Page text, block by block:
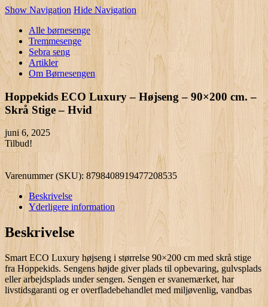
Show Navigation Hide Navigation
Alle børnesenge
Tremmesenge
Sebra seng
Artikler
Om Børnesengen
Hoppekids ECO Luxury – Højseng – 90×200 cm. –
Skrå Stige – Hvid
juni 6, 2025
Tilbud!
Varenummer (SKU): 8798408919477208535
Beskrivelse
Yderligere information
Beskrivelse
Smart ECO Luxury højseng i størrelse 90×200 cm med skrå stige
fra Hoppekids. Sengens højde giver plads til opbevaring, gulvsplads
eller arbejdsplads under sengen. Sengen er svanemærket, har
livstidsgaranti og er overfladebehandlet med miljøvenlig, vandbas